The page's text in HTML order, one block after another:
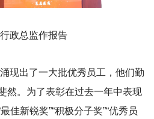
政总监作报告
出了一大批优秀员工，他们勤
然。为了表彰在过去一年中表现
佳新锐奖”“积极分子奖”“优秀员